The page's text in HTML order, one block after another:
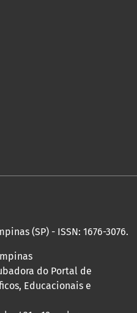
(SP) - ISSN: 1676-3076.
do Portal de
Educacionais e